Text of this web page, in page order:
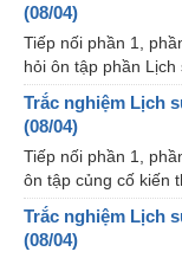
(08/04)
Tiếp nối phần 1,
hỏi ôn tập phần
Trắc nghiệm Lịch
(08/04)
Tiếp nối phần 1,
ôn tập củng cố kiến
Trắc nghiệm Lịch
(08/04)